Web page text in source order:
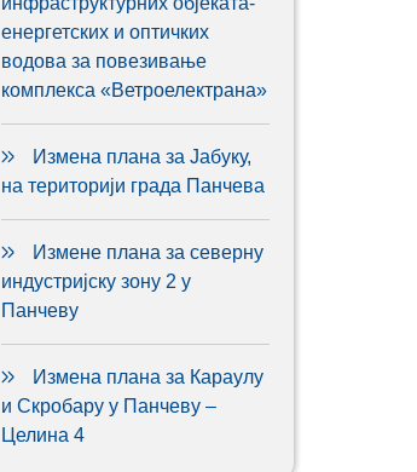
енергетских и оптичких
водова за повезивање
комплекса «Ветроелектрана»
Измена плана за Јабуку,
на територији града Панчева
Измене плана за северну
индустријску зону 2 у
Панчеву
Измена плана за Караулу
и Скробару у Панчеву –
Целина 4